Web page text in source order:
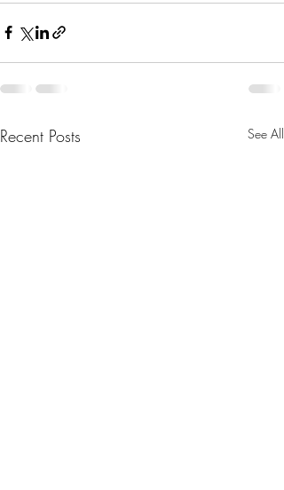
Recent Posts See All